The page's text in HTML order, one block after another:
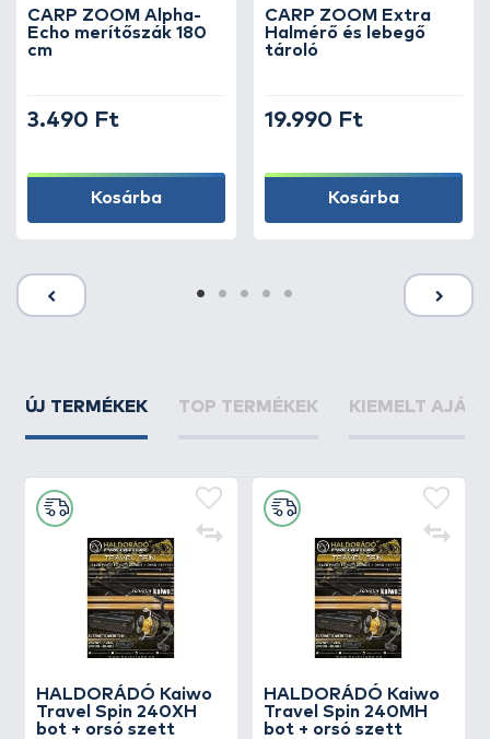
CARP ZOOM Alpha-
Echo merítőszák 180
cm
3.490 Ft
Kosárba
CARP ZOOM Extra
Halmérő és lebegő
tároló
19.990 Ft
Kosárba
ÚJ TERMÉKEK TOP TERMÉKEK KIEMELT
HALDORÁDÓ Kaiwo
Travel Spin 240XH
bot + orsó szett
HALDORÁDÓ Kaiwo
Travel Spin 240MH
bot + orsó szett